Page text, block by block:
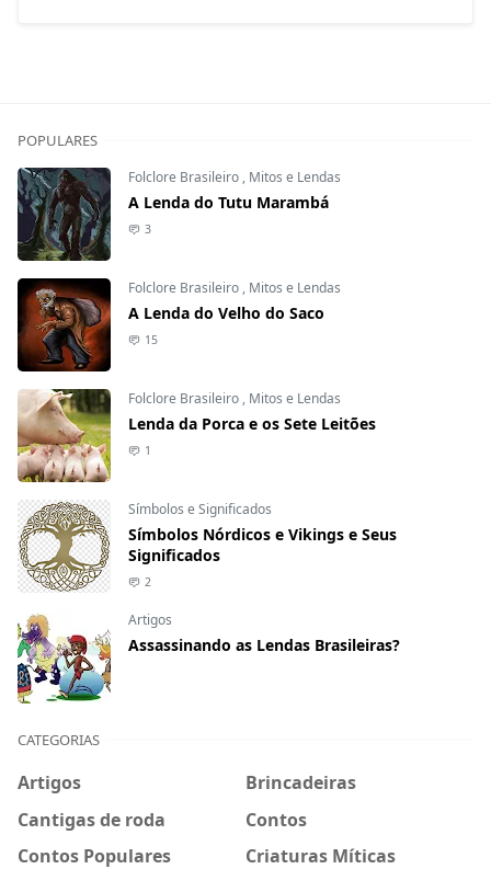
POPULARES
Folclore Brasileiro , Mitos e Lendas
A Lenda do Tutu Marambá
3
Folclore Brasileiro , Mitos e Lendas
A Lenda do Velho do Saco
15
Folclore Brasileiro , Mitos e Lendas
Lenda da Porca e os Sete Leitões
1
Símbolos e Significados
Símbolos Nórdicos e Vikings e Seus
Significados
2
Artigos
Assassinando as Lendas Brasileiras?
CATEGORIAS
Artigos
Brincadeiras
Cantigas de roda
Contos
Contos Populares
Criaturas Míticas